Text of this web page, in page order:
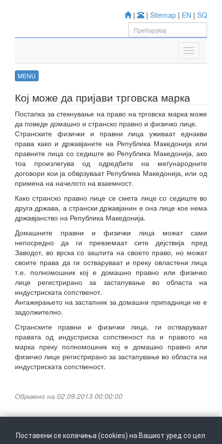
| | Sitemap | EN | SQ
MENU
Кој може да пријави трговска марка
Постапка за стекнување на право на трговска марка може
да поведе домашно и странско правно и физичко лице.
Странските физички и правни лица уживаат еднакви
права како и државјаните на Република Македонија или
правните лица со седиште во Република Македонија, ако
тоа произлегува од одредбите на меѓународните
договори кои ја обврзуваат Република Македонија, или од
примена на начелото на взаемност.
Како странско правно лице се смета лице со седиште во
друга држава, а странски државјанин е она лице кое нема
државјанство на Република Македонија.
Домашните правни и физички лица можат сами
непосредно да ги превземаат сите дејствија пред
Заводот, во врска со заштита на своето право, но можат
своите права да ги остваруваат и преку овластени лица
т.е. полномошник кој е домашно правно или физичко
лице регистрирано за застапување во областа на
индустриската сопственот.
Ангажирањето на застапник за домашни припадници не е
задолжително.
Странските правни и физички лица, ги остваруваат
правата од индустриска сопственост па и правото на
марка преку полномошник кој е домашно правно или
физичко лице регистрирано за застапување во областа на
индустриската сопственост.
Објавено на 02.09.2013 00:00:00
Поставени се колачиња (cookies) на Вашиот уред со цел